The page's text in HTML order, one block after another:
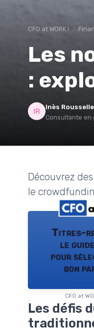
CFO at WORK !
Les
:
Inès Rousselle
Consultante en
Découvrez
le
Titres-
le
pour
bon
CFO at
Les défis